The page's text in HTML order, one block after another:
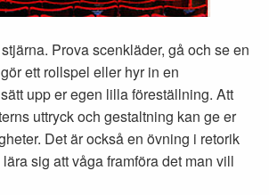
Prova scenkläder, gå och se en
ett rollspel eller hyr in en
upp er egen lilla föreställning. Att
uttryck och gestaltning kan ge er
Det är också en övning i retorik
sig att våga framföra det man vill